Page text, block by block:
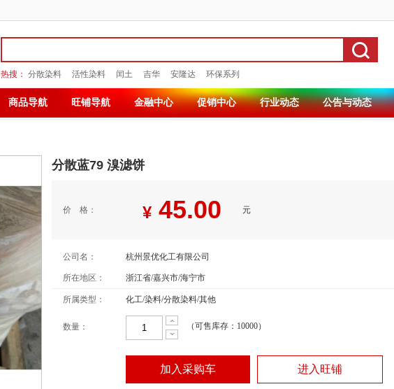
热搜： 分散染料 活性染料 闰土 吉华 安隆达 环保系列
商品导航 旺铺导航 金融中心 促销中心 行业动态 公告与动态
分散蓝79 溴滤饼
价 格： ¥ 45.00 元
公司名： 杭州景优化工有限公司
所在地区： 浙江省/嘉兴市/海宁市
所属类型： 化工/染料/分散染料/其他
数量： （可售库存：10000）
加入采购车 进入旺铺